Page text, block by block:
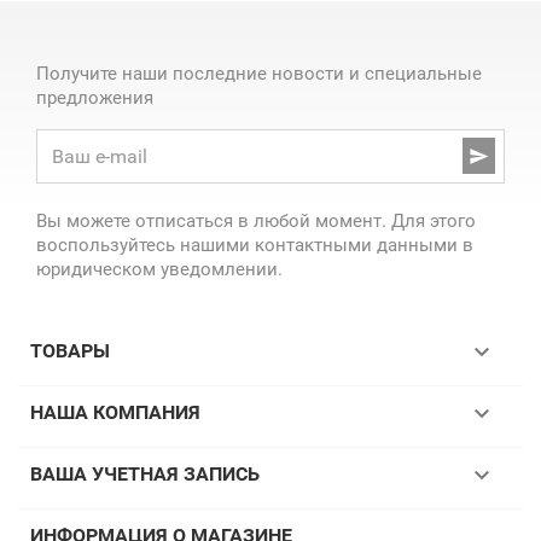
Получите наши последние новости и специальные
предложения

Вы можете отписаться в любой момент. Для этого
воспользуйтесь нашими контактными данными в
юридическом уведомлении.
ТОВАРЫ 
НАША КОМПАНИЯ 
ВАША УЧЕТНАЯ ЗАПИСЬ 
ИНФОРМАЦИЯ О МАГАЗИНЕ